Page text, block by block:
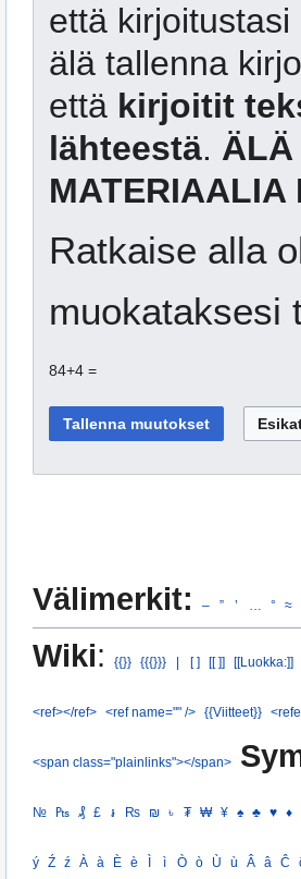
että
älä tallenna
että kirjoitit
lähteestä. ÄLÄ
MATERIAALIA
Ratkaise alla
muokataksesi
84+4 =
Välimerkit: – ” ’ ° ≈
Wiki: {{}} {{{}}} | [ ] [[ ]] [[Luokka:]]
<ref></ref> <ref name="" /> {{Viitteet}}
<span class="plainlinks"></span>
№ ₧ ₰ £ ៛ ₨ ₪ ৳ ₮ ₩ ¥ ♠ ♣ ♥ ♦
ý Ź ź À à È è Ì ì Ò ò Ù ù Â â Ĉ